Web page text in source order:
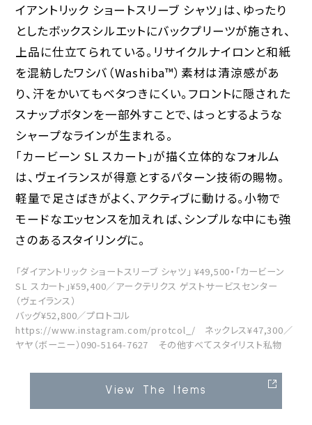
イアントリック ショートスリーブ シャツ」は、ゆったり
としたボックスシルエットにバックプリーツが施され、
上品に仕立てられている。リサイクルナイロンと和紙
を混紡したワシバ（Washiba™）素材は清涼感があ
り、汗をかいてもベタつきにくい。フロントに隠された
スナップボタンを一部外すことで、はっとするような
シャープなラインが生まれる。
「カービーン SL スカート」が描く立体的なフォルム
は、ヴェイランスが得意とするパターン技術の賜物。
軽量で足さばきがよく、アクティブに動ける。小物で
モードなエッセンスを加えれば、シンプルな中にも強
さのあるスタイリングに。
「ダイアントリック ショートスリーブ シャツ」 ¥49,500・「カービーン
SL スカート」¥59,400／アークテリクス ゲストサービスセンター
（ヴェイランス）
バッグ¥52,800／プロトコル
https://www.instagram.com/protcol_/ ネックレス¥47,300／
ヤヤ（ボーニー）090-5164-7627 その他すべてスタイリスト私物
View The Items